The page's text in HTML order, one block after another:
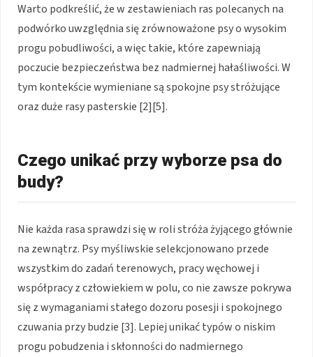
Warto podkreślić, że w zestawieniach ras polecanych na
podwórko uwzględnia się zrównoważone psy o wysokim
progu pobudliwości, a więc takie, które zapewniają
poczucie bezpieczeństwa bez nadmiernej hałaśliwości. W
tym kontekście wymieniane są spokojne psy stróżujące
oraz duże rasy pasterskie [2][5].
Czego unikać przy wyborze psa do
budy?
Nie każda rasa sprawdzi się w roli stróża żyjącego głównie
na zewnątrz. Psy myśliwskie selekcjonowano przede
wszystkim do zadań terenowych, pracy węchowej i
współpracy z człowiekiem w polu, co nie zawsze pokrywa
się z wymaganiami stałego dozoru posesji i spokojnego
czuwania przy budzie [3]. Lepiej unikać typów o niskim
progu pobudzenia i skłonności do nadmiernego